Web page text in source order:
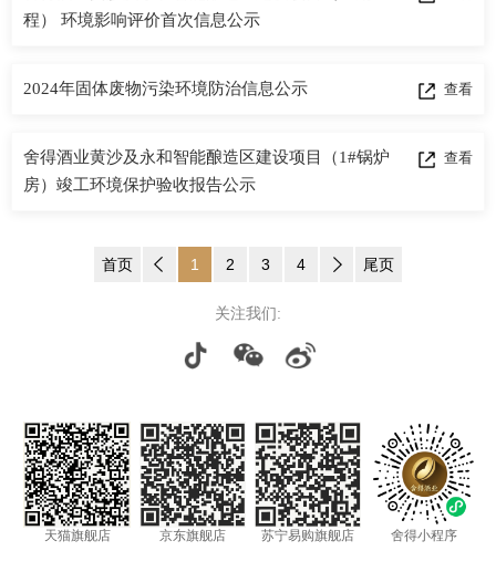
股票信
社会责
程） 环境影响评价首次信息公示
2024年固体废物污染环境防治信息公示 查看
舍得酒业黄沙及永和智能酿造区建设项目（1#锅炉
房）竣工环境保护验收报告公示
查看
首页 1 2 3 4 尾页
关注我们:
天猫旗舰店 京东旗舰店 苏宁易购旗舰店 舍得小程序